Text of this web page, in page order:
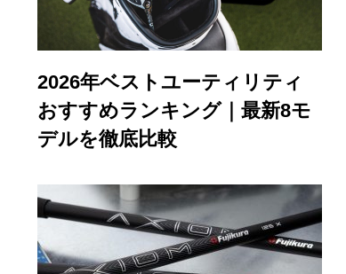
2026年ベストユーティリティ
おすすめランキング｜最新8モ
デルを徹底比較